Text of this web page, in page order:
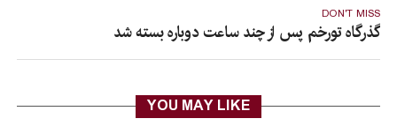
DON'T MISS
گذرگاه تورخم پس از چند ساعت دوباره بسته شد
YOU MAY LIKE